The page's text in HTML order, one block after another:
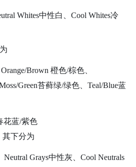
Whites中性白、 Cool Whites冷
Orange/Brown 橙色/棕色、
Green苔藓绿/绿色、 Teal/Blue蓝
花蓝/紫色
其下分为
Neutral Grays中性灰、 Cool Neutrals